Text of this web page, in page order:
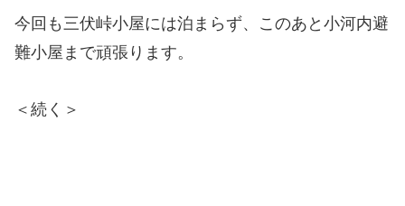
今回も三伏峠小屋には泊まらず、このあと小河内避
難小屋まで頑張ります。
＜続く＞